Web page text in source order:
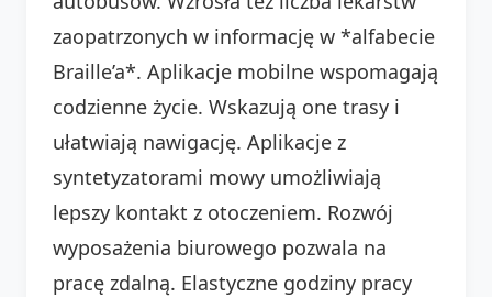
zaopatrzonych w informację w *alfabecie
Braille’a*. Aplikacje mobilne wspomagają
codzienne życie. Wskazują one trasy i
ułatwiają nawigację. Aplikacje z
syntetyzatorami mowy umożliwiają
lepszy kontakt z otoczeniem. Rozwój
wyposażenia biurowego pozwala na
pracę zdalną. Elastyczne godziny pracy